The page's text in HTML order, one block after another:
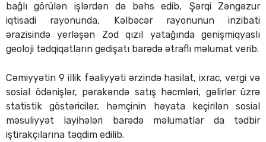
bağlı görülən işlərdən də bəhs edib, Şərqi Zəngəzur
iqtisadi rayonunda, Kəlbəcər rayonunun inzibati
ərazisində yerləşən Zod qızıl yatağında genişmiqyaslı
geoloji tədqiqatların gedişatı barədə ətraflı məlumat verib.
Cəmiyyətin 9 illik fəaliyyəti ərzində hasilat, ixrac, vergi və
sosial ödənişlər, pərakəndə satış həcmləri, gəlirlər üzrə
statistik göstəricilər, həmçinin həyata keçirilən sosial
məsuliyyət layihələri barədə məlumatlar da tədbir
iştirakçılarına təqdim edilib.